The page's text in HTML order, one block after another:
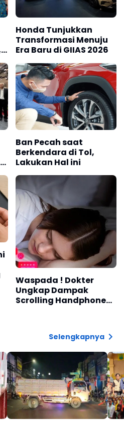
Honda Tunjukkan
Transformasi Menuju
Era Baru di GIIAS 2026
Ban Pecah saat
Berkendara di Tol,
Lakukan Hal ini
Waspada ! Dokter
Ungkap Dampak
Scrolling Handphone
Selengkapnya